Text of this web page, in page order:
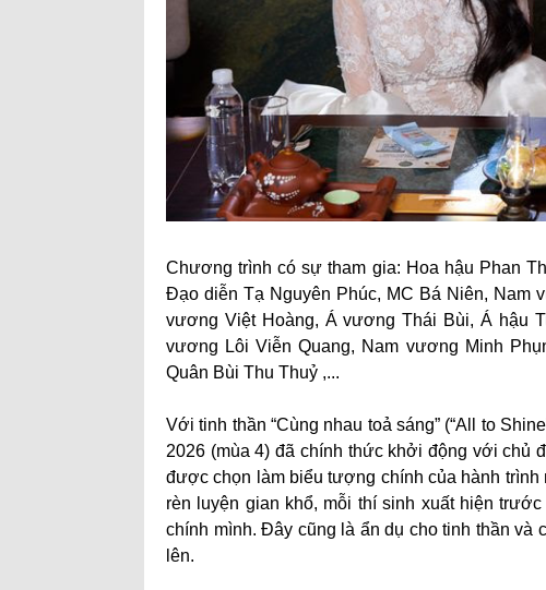
Chương trình có sự tham gia: Hoa hậu Phan
Đạo diễn Tạ Nguyên Phúc, MC Bá Niên,
vương Việt Hoàng, Á vương Thái Bùi, Á hậu
vương Lôi Viễn Quang, Nam vương Minh
Quân Bùi Thu Thuỷ ,...
Với tinh thần “Cùng nhau toả sáng” (“All to
2026 (mùa 4) đã chính thức khởi động với chủ
được chọn làm biểu tượng chính của hành trình
rèn luyện gian khổ, mỗi thí sinh xuất hiện
chính mình. Đây cũng là ẩn dụ cho tinh thần
lên.